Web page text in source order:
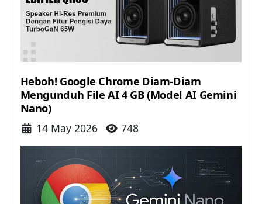
Heboh! Google Chrome Diam-Diam
Mengunduh File AI 4 GB (Model AI Gemini
Nano)
Details
14 May 2026 748